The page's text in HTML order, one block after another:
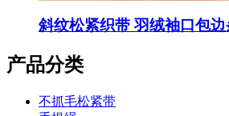
斜纹松紧织带 羽绒袖口包边
产品分类
不抓毛松紧带